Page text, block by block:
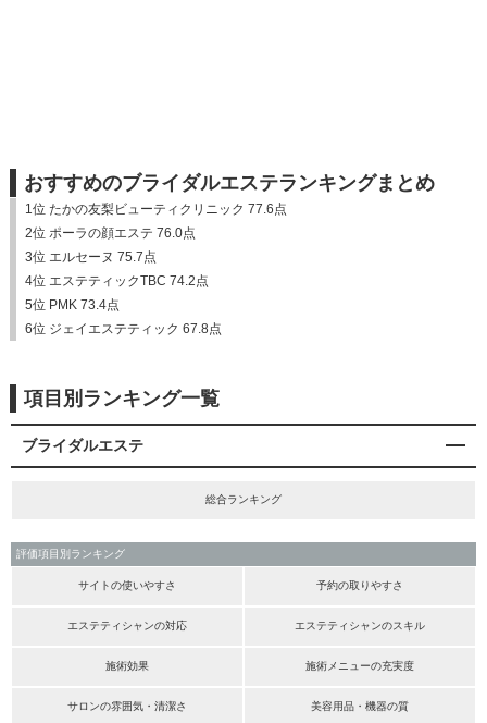
おすすめのブライダルエステランキングまとめ
1位 たかの友梨ビューティクリニック 77.6点
2位 ポーラの顔エステ 76.0点
3位 エルセーヌ 75.7点
4位 エステティックTBC 74.2点
5位 PMK 73.4点
6位 ジェイエステティック 67.8点
項目別ランキング一覧
ブライダルエステ
総合ランキング
評価項目別ランキング
サイトの使いやすさ 予約の取りやすさ
エステティシャンの対応 エステティシャンのスキル
施術効果 施術メニューの充実度
サロンの雰囲気・清潔さ 美容用品・機器の質